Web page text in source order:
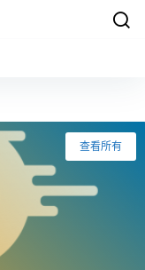
查看所有